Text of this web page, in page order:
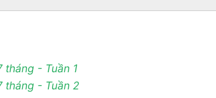
tháng - Tuần 1
tháng - Tuần 2